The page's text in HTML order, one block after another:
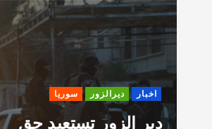
اخبار ديرالزور سوريا
دير الزور تستعيد حق